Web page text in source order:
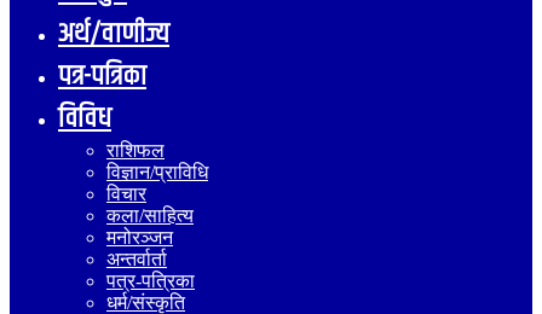
अर्थ/वाणीज्य
पत्र-पत्रिका
विविध
राशिफल
विज्ञान/प्राविधि
विचार
कला/साहित्य
मनोरञ्जन
अन्तर्वार्ता
पत्र-पत्रिका
धर्म/संस्कृति